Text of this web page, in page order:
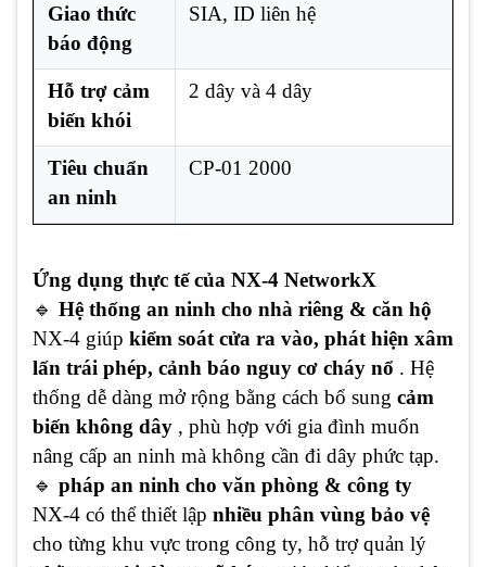
Giao thức
báo động
SIA, ID liên hệ
Hỗ trợ cảm
biến khói
2 dây và 4 dây
Tiêu chuẩn
an ninh
CP-01 2000
Ứng dụng thực tế của NX-4 NetworkX
🔹 Hệ thống an ninh cho nhà riêng & căn hộ
NX-4 giúp kiểm soát cửa ra vào, phát hiện xâm
lấn trái phép, cảnh báo nguy cơ cháy nổ . Hệ
thống dễ dàng mở rộng bằng cách bổ sung cảm
biến không dây , phù hợp với gia đình muốn
nâng cấp an ninh mà không cần đi dây phức tạp.
🔹 pháp an ninh cho văn phòng & công ty
NX-4 có thể thiết lập nhiều phân vùng bảo vệ
cho từng khu vực trong công ty, hỗ trợ quản lý